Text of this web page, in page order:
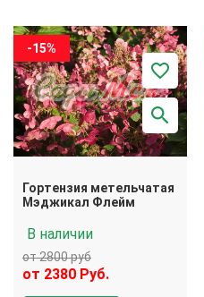
-15%
Гортензия метельчатая
Мэджикал Флейм
В наличии
от 2800 руб
от 2380 Руб.